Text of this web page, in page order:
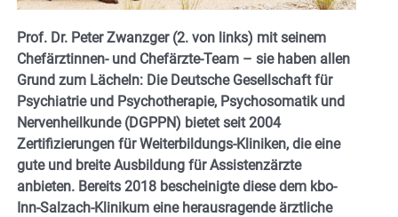
Prof. Dr. Peter Zwanzger (2. von links) mit seinem
Chefärztinnen- und Chefärzte-Team – sie haben allen
Grund zum Lächeln: Die Deutsche Gesellschaft für
Psychiatrie und Psychotherapie, Psychosomatik und
Nervenheilkunde (DGPPN) bietet seit 2004
Zertifizierungen für Weiterbildungs-Kliniken, die eine
gute und breite Ausbildung für Assistenzärzte
anbieten. Bereits 2018 bescheinigte diese dem kbo-
Inn-Salzach-Klinikum eine herausragende ärztliche